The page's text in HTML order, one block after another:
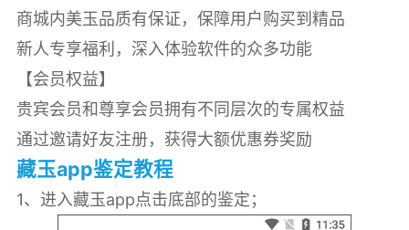
商城内美玉品质有保证，保障用户购买到精品
新人专享福利，深入体验软件的众多功能
【会员权益】
贵宾会员和尊享会员拥有不同层次的专属权益
通过邀请好友注册，获得大额优惠券奖励
藏玉app鉴定教程
1、进入藏玉app点击底部的鉴定；